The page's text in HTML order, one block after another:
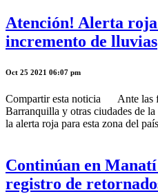
Atención! Alerta
incremento de lluvias
Oct 25 2021 06:07 pm
Compartir esta noticia Ante las
Barranquilla y otras ciudades de
la alerta roja para esta zona del
Continúan en
registro de